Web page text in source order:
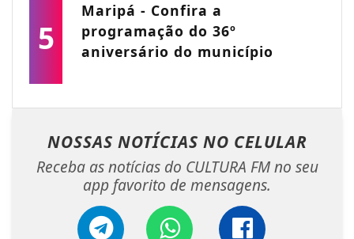
5
Maripá - Confira a
programação do 36º
aniversário do município
NOSSAS NOTÍCIAS NO CELULAR
Receba as notícias do CULTURA FM no seu
app favorito de mensagens.